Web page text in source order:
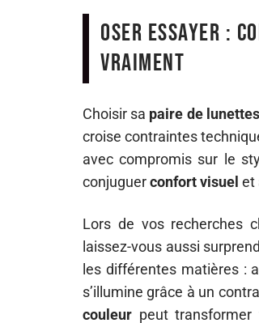
Oser essayer :
vraiment
Choisir sa paire de lunettes
croise contraintes
avec compromis sur le
conjuguerconfort visuel et
Lors de vos recherches
laissez-vous aussi
les différentes matières :
s’illumine grâce à un
couleur peut